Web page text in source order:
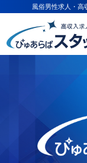
風俗男性求人・高